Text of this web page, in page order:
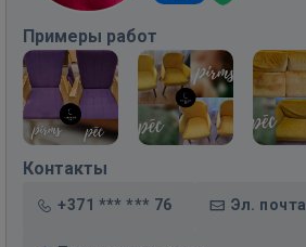
Примеры работ
Контакты
+371 *** *** 76 Эл. почта